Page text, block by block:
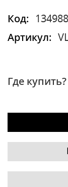
Код:
Артикул:
Где купить?